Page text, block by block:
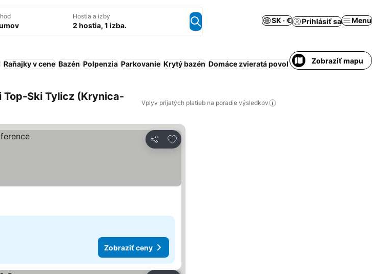
Hostia a izby
2 hostia, 1 izba.
SK · € Prihlásiť sa Menu
Raňajky v cene Bazén Polpenzia Parkovanie Krytý bazén Domáce zvieratá povolené Obsluhovaný
Zobraziť mapu
Ski Tylicz (Krynica-
Vplyv prijatých platieb na poradie výsledkov
Zdieľať
Pridať do obľúbených
Zobraziť ceny